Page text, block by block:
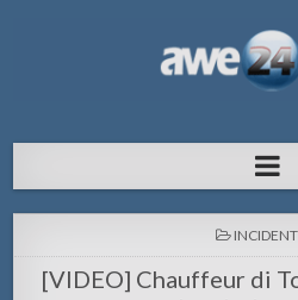
pa
POSTED
[VIDEO] Chauffeur di